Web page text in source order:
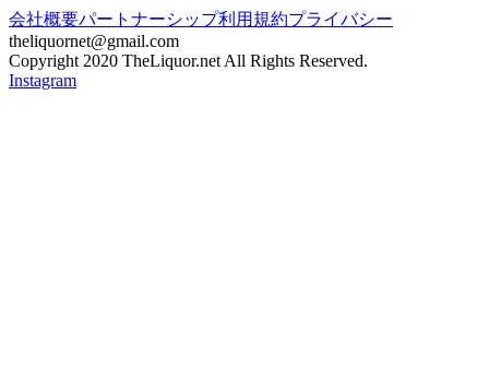
会社概要パートナーシップ利用規約プライバシー
theliquornet@gmail.com
Copyright 2020 TheLiquor.net All Rights Reserved.
Instagram